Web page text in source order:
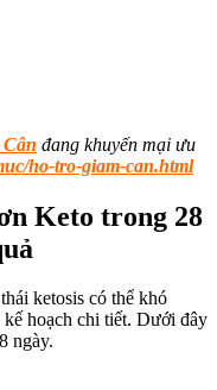
đang khuyến mại ưu
ho-tro-giam-can.html
Keto trong 28
ketosis có thể khó
hoạch chi tiết. Dưới đây
ngày.